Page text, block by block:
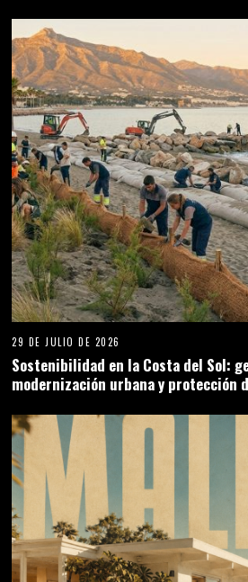
29 DE JULIO DE 2026
Sostenibilidad en la Costa del Sol:
modernización urbana y protección